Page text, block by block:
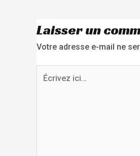
Laisser un
Votre adresse e-mail ne